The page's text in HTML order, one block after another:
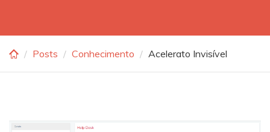
Posts Conhecimento Acelerato Invisível